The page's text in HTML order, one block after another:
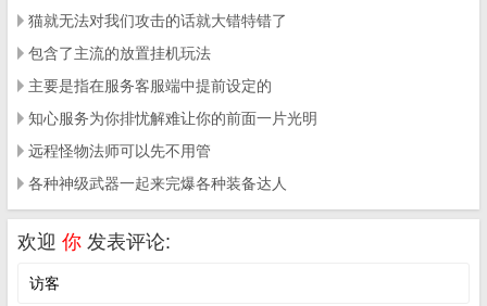
猫就无法对我们攻击的话就大错特错了
包含了主流的放置挂机玩法
主要是指在服务客服端中提前设定的
知心服务为你排忧解难让你的前面一片光明
远程怪物法师可以先不用管
各种神级武器一起来完爆各种装备达人
欢迎 你 发表评论: